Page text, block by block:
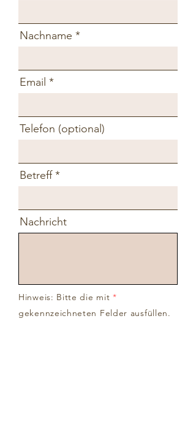
Nachname
Email
Telefon (optional)
Betreff
Nachricht
Hinweis: Bitte die mit*
gekennzeichneten Felder ausfüllen.